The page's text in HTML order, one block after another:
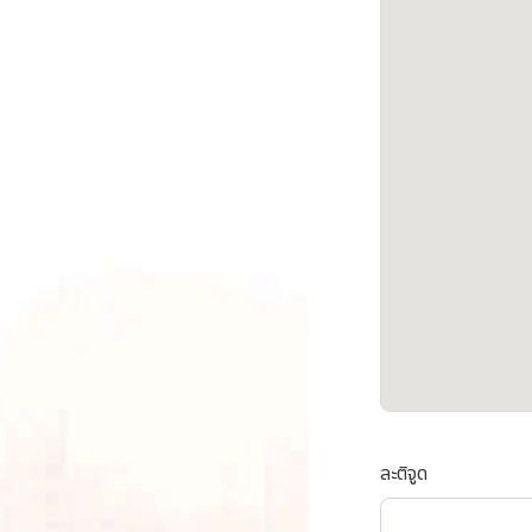
ละติจูด